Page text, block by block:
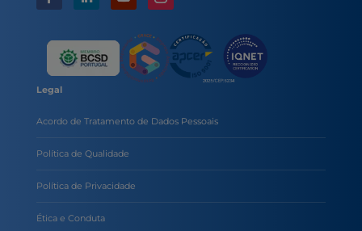
Legal
Acordo de Tratamento de Dados Pessoais
Política de Qualidade
Política de Privacidade
Ética e Conduta